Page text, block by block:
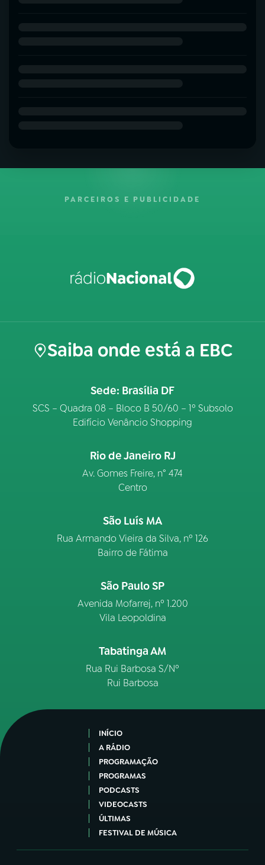
PARCEIROS E PUBLICIDADE
Saiba onde está a EBC
Sede: Brasília DF
SCS – Quadra 08 – Bloco B 50/60 – 1º Subsolo
Edifício Venâncio Shopping
Rio de Janeiro RJ
Av. Gomes Freire, n° 474
Centro
São Luís MA
Rua Armando Vieira da Silva, nº 126
Bairro de Fátima
São Paulo SP
Avenida Mofarrej, nº 1.200
Vila Leopoldina
Tabatinga AM
Rua Rui Barbosa S/Nº
Rui Barbosa
INÍCIO
A RÁDIO
PROGRAMAÇÃO
PROGRAMAS
PODCASTS
VIDEOCASTS
ÚLTIMAS
FESTIVAL DE MÚSICA